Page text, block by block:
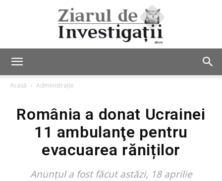
de
Acasă Administrație
România a donat Ucrainei
11 ambulanţe pentru
evacuarea răniților
Anunțul a fost făcut astăzi, 18 aprilie